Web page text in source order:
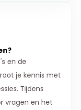
en de
je kennis met
Tijdens
vragen en het